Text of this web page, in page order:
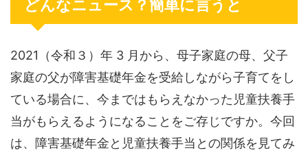
どんなニュース？簡単に言うと
2021（令和３）年 3 月から、母子家庭の母、父子
家庭の父が障害基礎年金を受給しながら子育てをし
ている場合に、今まではもらえなかった児童扶養手
当がもらえるようになることをご存じですか。今回
は、障害基礎年金と児童扶養手当との関係を見てみ